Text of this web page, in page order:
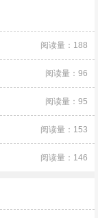
阅读量：188
阅读量：96
阅读量：95
阅读量：153
阅读量：146